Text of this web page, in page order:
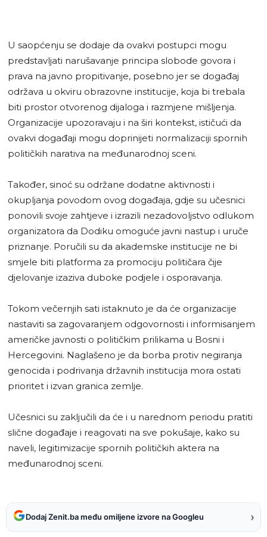
U saopćenju se dodaje da ovakvi postupci mogu
predstavljati narušavanje principa slobode govora i
prava na javno propitivanje, posebno jer se događaj
održava u okviru obrazovne institucije, koja bi trebala
biti prostor otvorenog dijaloga i razmjene mišljenja.
Organizacije upozoravaju i na širi kontekst, ističući da
ovakvi događaji mogu doprinijeti normalizaciji spornih
političkih narativa na međunarodnoj sceni.
Također, sinoć su održane dodatne aktivnosti i
okupljanja povodom ovog događaja, gdje su učesnici
ponovili svoje zahtjeve i izrazili nezadovoljstvo odlukom
organizatora da Dodiku omoguće javni nastup i uruče
priznanje. Poručili su da akademske institucije ne bi
smjele biti platforma za promociju političara čije
djelovanje izaziva duboke podjele i osporavanja.
Tokom večernjih sati istaknuto je da će organizacije
nastaviti sa zagovaranjem odgovornosti i informisanjem
američke javnosti o političkim prilikama u Bosni i
Hercegovini. Naglašeno je da borba protiv negiranja
genocida i podrivanja državnih institucija mora ostati
prioritet i izvan granica zemlje.
Učesnici su zaključili da će i u narednom periodu pratiti
slične događaje i reagovati na sve pokušaje, kako su
naveli, legitimizacije spornih političkih aktera na
međunarodnoj sceni.
Dodaj Zenit.ba među omiljene izvore na Googleu ›